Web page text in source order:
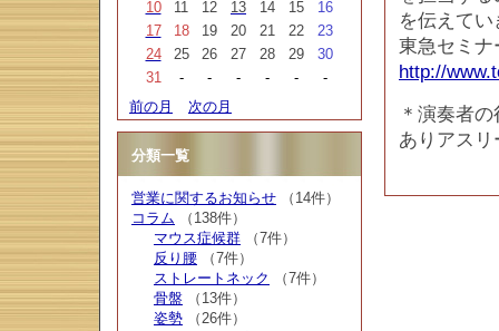
を伝えて
東急セミ
http://
＊演奏者
ありアス
10
11 12 13 14 15
16
17
18 19 20 21 22
23
24
25 26 27 28 29
30
31
- - - - -
-
前の月
次の月
分類一覧
営業に関するお知らせ （14件）
コラム （138件）
マウス症候群 （7件）
反り腰 （7件）
ストレートネック
（7件）
骨盤 （13件）
姿勢 （26件）